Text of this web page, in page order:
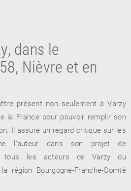
dans le
Nièvre et en
présent non seulement à Varzy
la France pour pouvoir remplir son
Il assure un regard critique sur les
l’auteur dans son projet de
tous les acteurs de Varzy du
région Bourgogne-Franche-Comté